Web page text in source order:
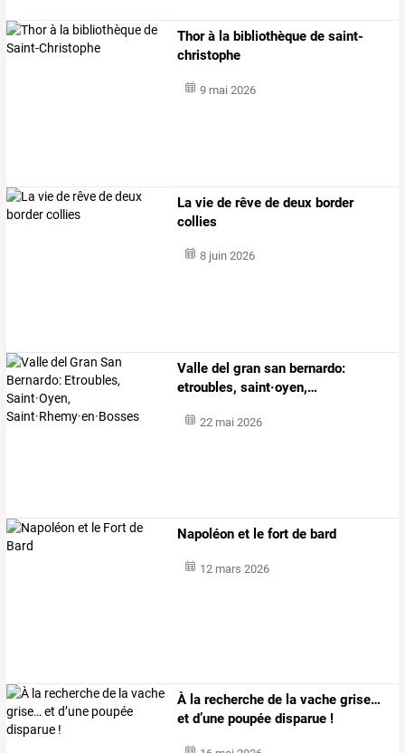
Thor à la bibliothèque de saint-
christophe
9 mai 2026
La vie de rêve de deux border
collies
8 juin 2026
Valle del gran san bernardo:
etroubles, saint·oyen,…
22 mai 2026
Napoléon et le fort de bard
12 mars 2026
À la recherche de la vache grise…
et d’une poupée disparue !